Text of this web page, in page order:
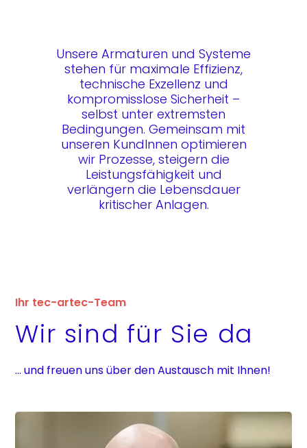
Unsere Armaturen und Systeme
stehen für maximale Effizienz,
technische Exzellenz und
kompromisslose Sicherheit –
selbst unter extremsten
Bedingungen. Gemeinsam mit
unseren KundInnen optimieren
wir Prozesse, steigern die
Leistungsfähigkeit und
verlängern die Lebensdauer
kritischer Anlagen.
Ihr tec-artec-Team
Wir sind für Sie da
... und freuen uns über den Austausch mit Ihnen!